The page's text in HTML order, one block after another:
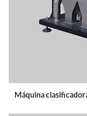
Máquina